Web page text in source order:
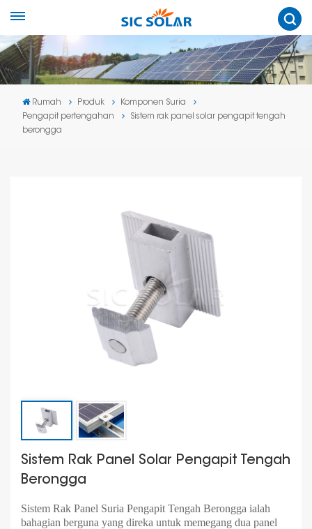
Rumah Produk
Komponen Suria
Pengapit pertengahan
Sistem rak panel solar pengapit tengah
berongga
Sistem Rak Panel Solar Pengapit Tengah
Berongga
Sistem Rak Panel Suria Pengapit Tengah Berongga ialah
bahagian berguna yang direka untuk memegang dua panel